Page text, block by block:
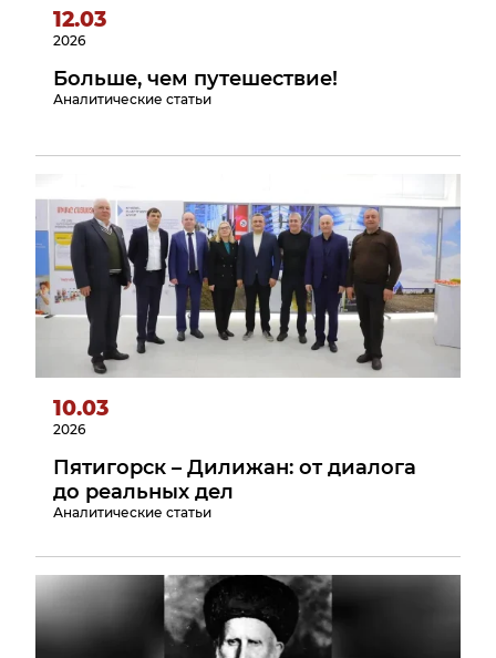
12.03
2026
Больше, чем путешествие!
Аналитические статьи
10.03
2026
Пятигорск – Дилижан: от диалога
до реальных дел
Аналитические статьи